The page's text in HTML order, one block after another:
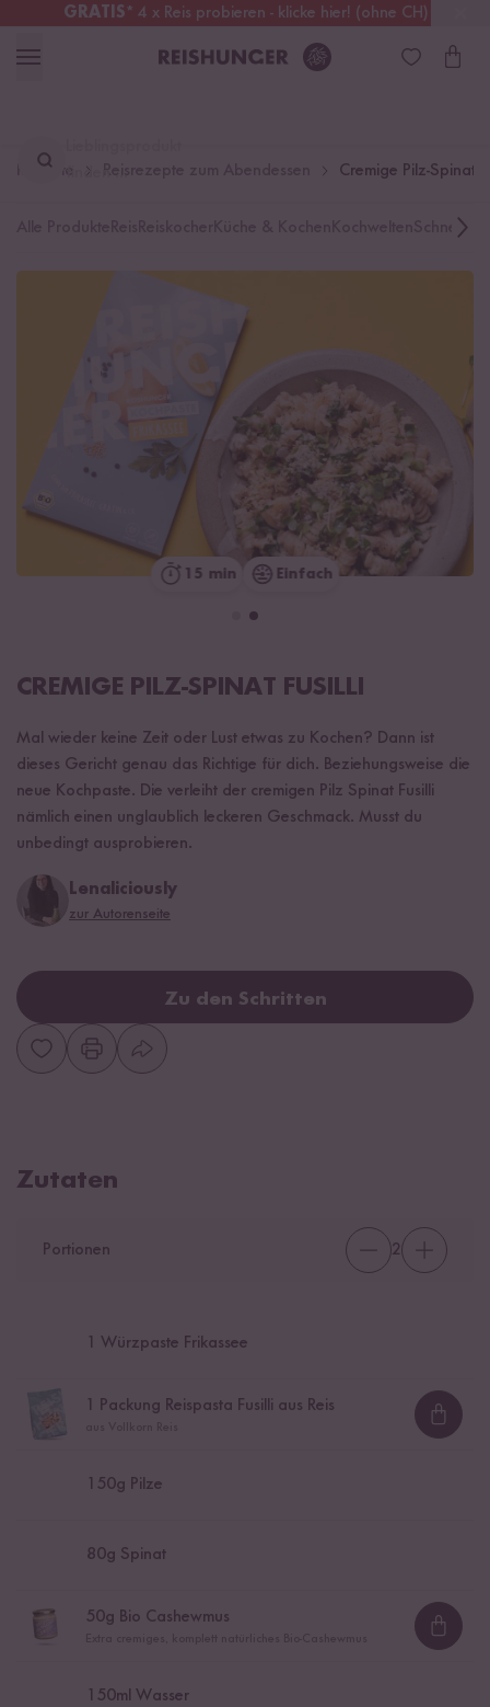
GRATIS* 4 x Reis probieren - klicke hier! (ohne CH)
Österreich Kostenloser Versand
finden ...
Rezepte Cremige Pilz-Spinat
Schnelle
15 min Einfach
CREMIGE PILZ-SPINAT FUSILLI
Mal wieder keine Zeit oder Lust etwas zu Kochen? Dann ist
dieses Gericht genau das Richtige für dich. Beziehungsweise die
neue Kochpaste. Die verleiht der cremigen Pilz Spinat Fusilli
nämlich einen unglaublich leckeren Geschmack. Musst du
unbedingt ausprobieren.
Lenaliciously
zur Autorenseite
Zu den Schritten
Zutaten
Portionen 2
Würzpaste Frikassee
Packung Reispasta Fusilli aus Reis
150g Pilze
80g Spinat
50g Bio Cashewmus
150ml Wasser